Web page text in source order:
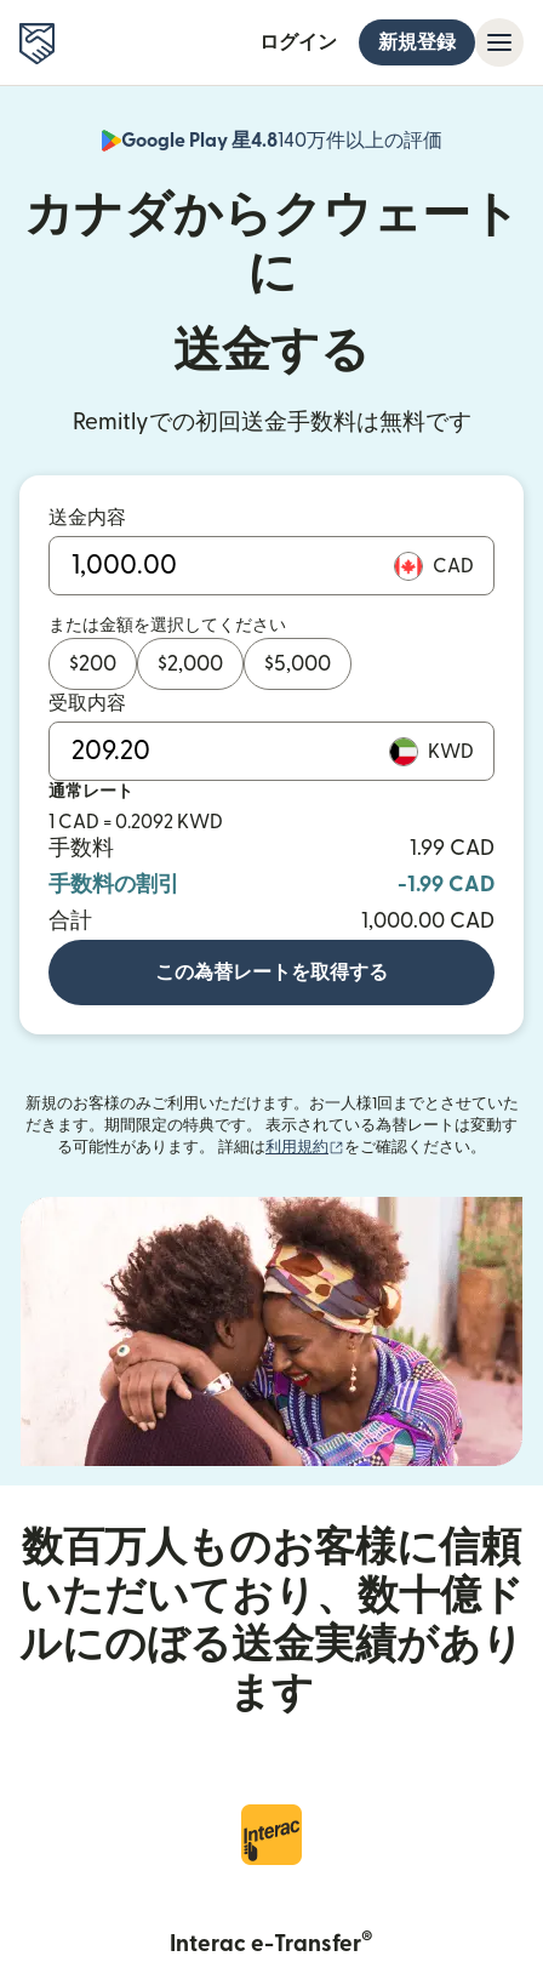
ログイン 新規登録
Google Play 星4.8140万件以上の評価
（別ウィン
カナダからクウェート
に
送金する
Remitlyでの初回送金手数料は無料です
送金内容
CAD
または金額を選択してください
$200 $2,000 $5,000
受取内容
KWD
通常レート
1 CAD = 0.2092 KWD
手数料
1.99 CAD
手数料の割引
-1.99 CAD
合計
1,000.00 CAD
この為替レートを取得する
新規のお客様のみご利用いただけます。お一人様1回までとさせていた
だきます。期間限定の特典です。 表示されている為替レートは変動す
る可能性があります。 詳細は利用規約 （別ウィンドウで開きます
をご確認ください。
数百万人ものお客様に信頼
いただいており、数十億ド
ルにのぼる送金実績があり
ます
Interac e-Transfer®